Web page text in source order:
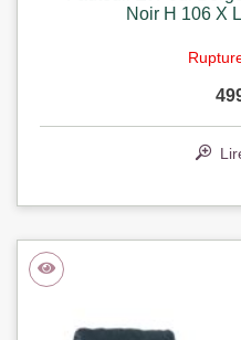
Noir H 106 X